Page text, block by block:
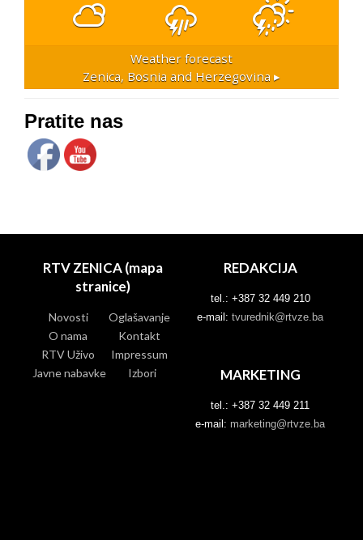
Weather forecast
Zenica, Bosnia and Herzegovina ▸
Pratite nas
RTV ZENICA (mapa
stranice)
Novosti
Oglašavanje
O nama
Kontakt
RTV Uživo
Impressum
Javne nabavke
Izbori
REDAKCIJA
tel.: +387 32 449 210
e-mail: tvurednik@rtvze.ba
MARKETING
tel.: +387 32 449 211
e-mail: marketing@rtvze.ba